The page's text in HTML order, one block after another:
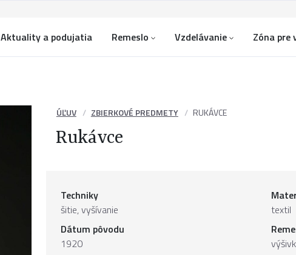
Aktuality a podujatia Remeslo Vzdelávanie Zóna pre
ÚĽUV ZBIERKOVÉ PREDMETY RUKÁVCE
Rukávce
Techniky
šitie, vyšívanie
Dátum pôvodu
1920
textil